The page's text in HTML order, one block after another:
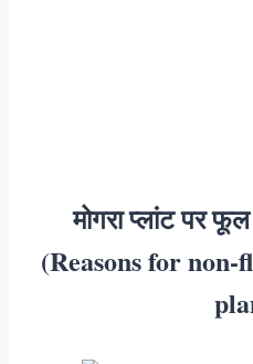
मोगरा प्लांट पर
(Reasons for